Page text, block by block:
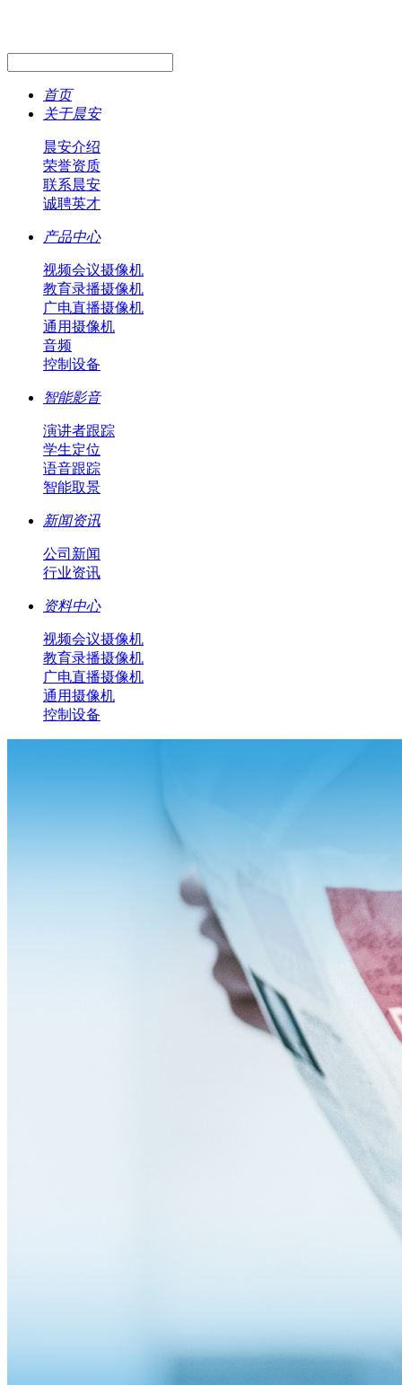
首页
关于晨安
晨安介绍
荣誉资质
联系晨安
诚聘英才
产品中心
视频会议摄像机
教育录播摄像机
广电直播摄像机
通用摄像机
音频
控制设备
智能影音
演讲者跟踪
学生定位
语音跟踪
智能取景
新闻资讯
公司新闻
行业资讯
资料中心
视频会议摄像机
教育录播摄像机
广电直播摄像机
通用摄像机
控制设备